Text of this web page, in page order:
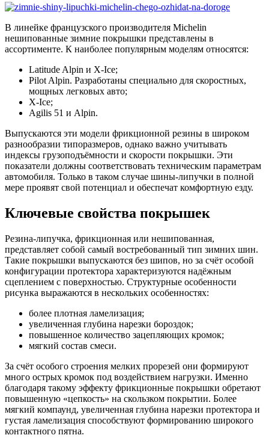
В линейке французского производителя Michelin
нешипованные зимние покрышки представлены в
ассортименте. К наиболее популярным моделям относятся:
Latitude Alpin и X-Ice;
Pilot Alpin. Разработаны специально для скоростных,
мощных легковых авто;
X-Ice;
Agilis 51 и Alpin.
Выпускаются эти модели фрикционной резины в широком
разнообразии типоразмеров, однако важно учитывать
индексы грузоподъёмности и скорости покрышки. Эти
показатели должны соответствовать техническим параметрам
автомобиля. Только в таком случае шины-липучки в полной
мере проявят свой потенциал и обеспечат комфортную езду.
Ключевые свойства покрышек
Резина-липучка, фрикционная или нешипованная,
представляет собой самый востребованный тип зимних шин.
Такие покрышки выпускаются без шипов, но за счёт особой
конфигурации протектора характеризуются надёжным
сцеплением с поверхностью. Структурные особенности
рисунка выражаются в нескольких особенностях:
более плотная ламелизация;
увеличенная глубина нарезки бороздок;
повышенное количество зацепляющих кромок;
мягкий состав смеси.
За счёт особого строения мелких прорезей они формируют
много острых кромок под воздействием нагрузки. Именно
благодаря такому эффекту фрикционные покрышки обретают
повышенную «цепкость» на скользком покрытии. Более
мягкий компаунд, увеличенная глубина нарезки протектора и
густая ламелизация способствуют формированию широкого
контактного пятна.